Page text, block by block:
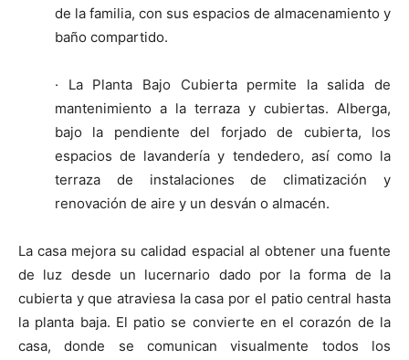
de la familia, con sus espacios de almacenamiento y
baño compartido.
· La Planta Bajo Cubierta permite la salida de
mantenimiento a la terraza y cubiertas. Alberga,
bajo la pendiente del forjado de cubierta, los
espacios de lavandería y tendedero, así como la
terraza de instalaciones de climatización y
renovación de aire y un desván o almacén.
La casa mejora su calidad espacial al obtener una fuente
de luz desde un lucernario dado por la forma de la
cubierta y que atraviesa la casa por el patio central hasta
la planta baja. El patio se convierte en el corazón de la
casa, donde se comunican visualmente todos los